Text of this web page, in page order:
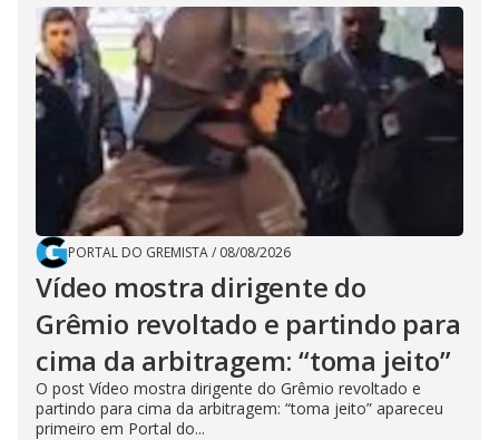
PORTAL DO GREMISTA/ 08/08/2026
Vídeo mostra dirigente do
Grêmio revoltado e partindo para
cima da arbitragem: “toma jeito”
O post Vídeo mostra dirigente do Grêmio revoltado e
partindo para cima da arbitragem: “toma jeito” apareceu
primeiro em Portal do...